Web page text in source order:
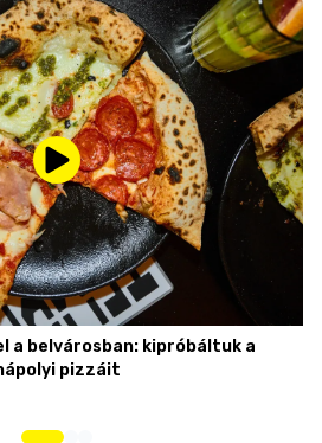
a belvárosban: kipróbáltuk a
pizzáit